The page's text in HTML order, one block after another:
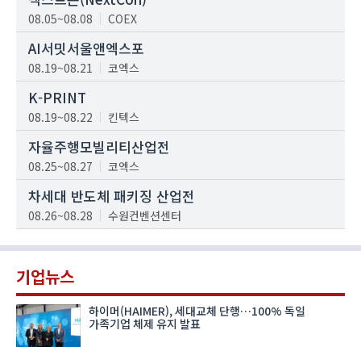
08.05~08.08 COEX
AI서밋서울앤엑스포
08.19~08.21 코엑스
K-PRINT
08.19~08.22 킨텍스
자율주행모빌리티산업전
08.25~08.27 코엑스
차세대 반도체 패키징 산업전
08.26~08.28 수원컨벤션센터
기업뉴스
하이머(HAIMER), 세대교체 단행…100% 독일
가족기업 체제 유지 발표